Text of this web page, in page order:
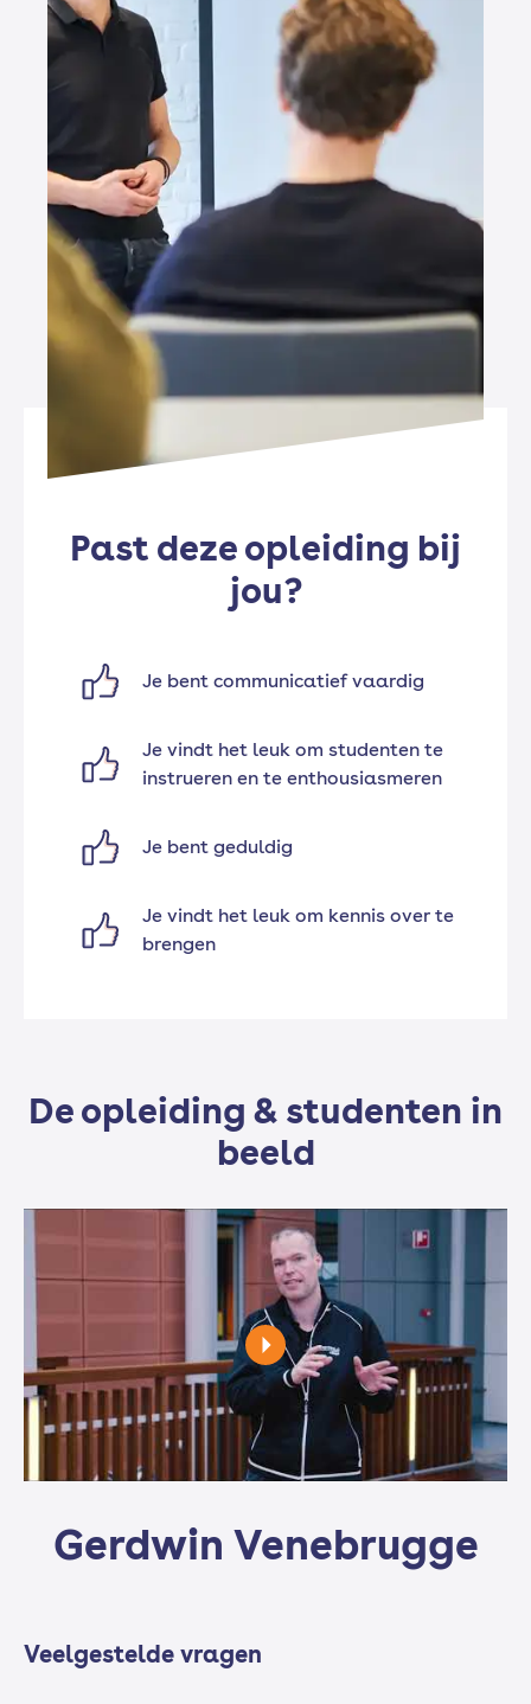
Past deze opleiding bij
jou?
Je bent communicatief vaardig
Je vindt het leuk om studenten te
instrueren en te enthousiasmeren
Je bent geduldig
Je vindt het leuk om kennis over te
brengen
De opleiding & studenten in
beeld
Gerdwin Venebrugge
Veelgestelde vragen